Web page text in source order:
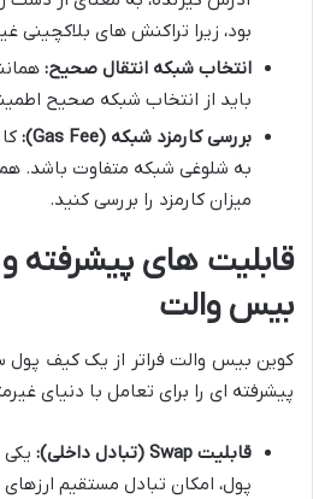
بود، زیرا تراکنش های بلاکچینی
انتخاب شبکه انتقال صحیح:
باید از انتخاب شبکه صحیح
بررسی کارمزد شبکه (Gas Fee):
به شلوغی شبکه متفاوت باشد.
میزان کارمزد را بررسی کنید.
قابلیت های پیشرفته
بیس والت
کوین بیس والت فراتر از یک کیف پول
پیشرفته ای را برای تعامل با دنیای
قابلیت Swap (تبادل داخلی):
پول، امکان تبادل مستقیم